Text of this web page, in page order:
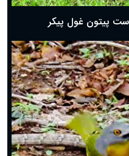
دست پیتون غول پیکر